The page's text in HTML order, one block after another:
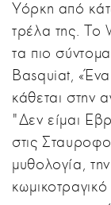
Υόρκη από
τρέλα της. Το
τα πιο
Basquiat,
κάθεται στην
"Δεν είμαι
στις
μυθολογία,